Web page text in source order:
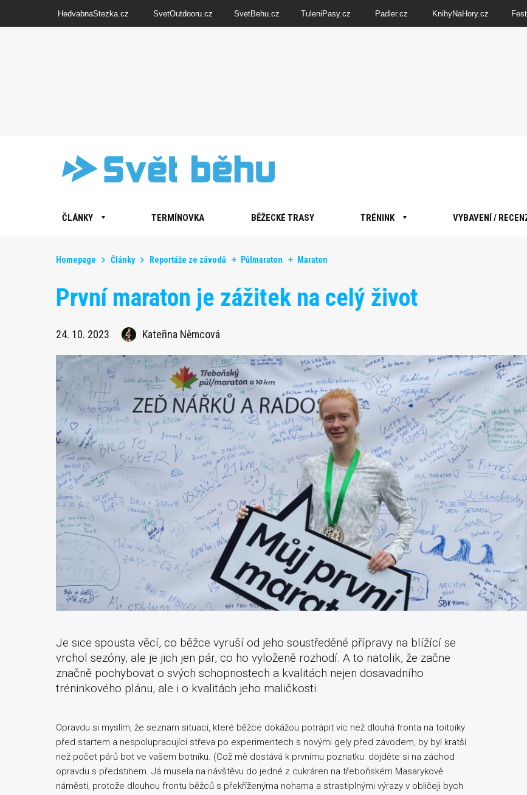
HedvabnaStezka.cz SvetOutdooru.cz SvetBehu.cz TuleniPasy.cz Padler.cz KnihyNaHory.cz
ČLÁNKY TERMÍNOVKA BĚŽECKÉ TRASY TRÉNINK VYBAVENÍ /
Homepage Články Reportáže ze závodů Půlmaraton Maraton
První maraton je zážitek na celý život
24. 10. 2023 Kateřina Němcová
Je sice spousta věcí, co běžce vyruší od jeho soustředěné přípravy na blížící se
vrchol sezóny, ale je jich jen pár, co ho vyloženě rozhodí. A to natolik, že začne
značně pochybovat o svých schopnostech a kvalitách nejen dosavadního
tréninkového plánu, ale i o kvalitách jeho maličkosti.
Opravdu si myslím, že seznam situací, které běžce dokážou potrápit víc než dlouhá fronta na toitoiky
před startem a nespolupracující střeva po experimentech s novými gely před závodem, by byl kratší
než počet párů bot ve vašem botníku. (Což mě dostává k prvnímu poznatku: dojděte si na záchod
opravdu s předstihem. Já musela na návštěvu do jedné z cukráren na třeboňském Masarykově
náměstí, protože dlouhou frontu běžců s překříženýma nohama a strastiplnými výrazy v obličeji bych